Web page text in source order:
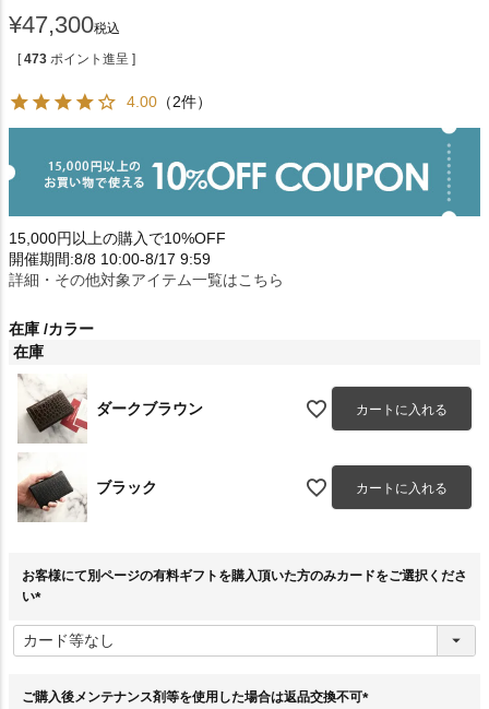
¥47,300税込
[ 473 ポイント進呈 ]
4.00 （2件）
15,000円以上の購入で10%OFF
開催期間:8/8 10:00-8/17 9:59
詳細・その他対象アイテム一覧はこちら
在庫 カラー
在庫
ダークブラウン カートに入れる
ブラック カートに入れる
お客様にて別ページの有料ギフトを購入頂いた方のみカードをご選択くださ
い
必
須
ご購入後メンテナンス剤等を使用した場合は返品交換不可